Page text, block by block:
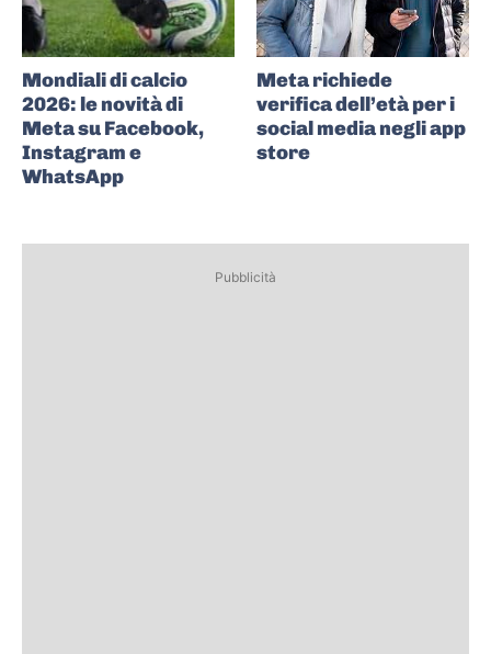
Mondiali di calcio
2026: le novità di
Meta su Facebook,
Instagram e
WhatsApp
Meta richiede
verifica dell’età per i
social media negli app
store
Pubblicità